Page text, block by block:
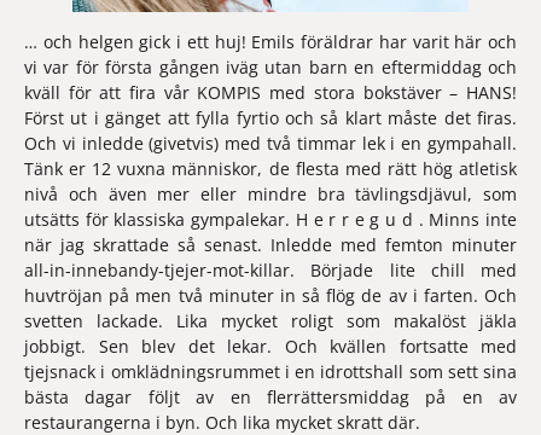
… och helgen gick i ett huj! Emils föräldrar har varit här och
vi var för första gången iväg utan barn en eftermiddag och
kväll för att fira vår KOMPIS med stora bokstäver – HANS!
Först ut i gänget att fylla fyrtio och så klart måste det firas.
Och vi inledde (givetvis) med två timmar lek i en gympahall.
Tänk er 12 vuxna människor, de flesta med rätt hög atletisk
nivå och även mer eller mindre bra tävlingsdjävul, som
utsätts för klassiska gympalekar. H e r r e g u d . Minns inte
när jag skrattade så senast. Inledde med femton minuter
all-in-innebandy-tjejer-mot-killar. Började lite chill med
huvtröjan på men två minuter in så flög de av i farten. Och
svetten lackade. Lika mycket roligt som makalöst jäkla
jobbigt. Sen blev det lekar. Och kvällen fortsatte med
tjejsnack i omklädningsrummet i en idrottshall som sett sina
bästa dagar följt av en flerrättersmiddag på en av
restaurangerna i byn. Och lika mycket skratt där.